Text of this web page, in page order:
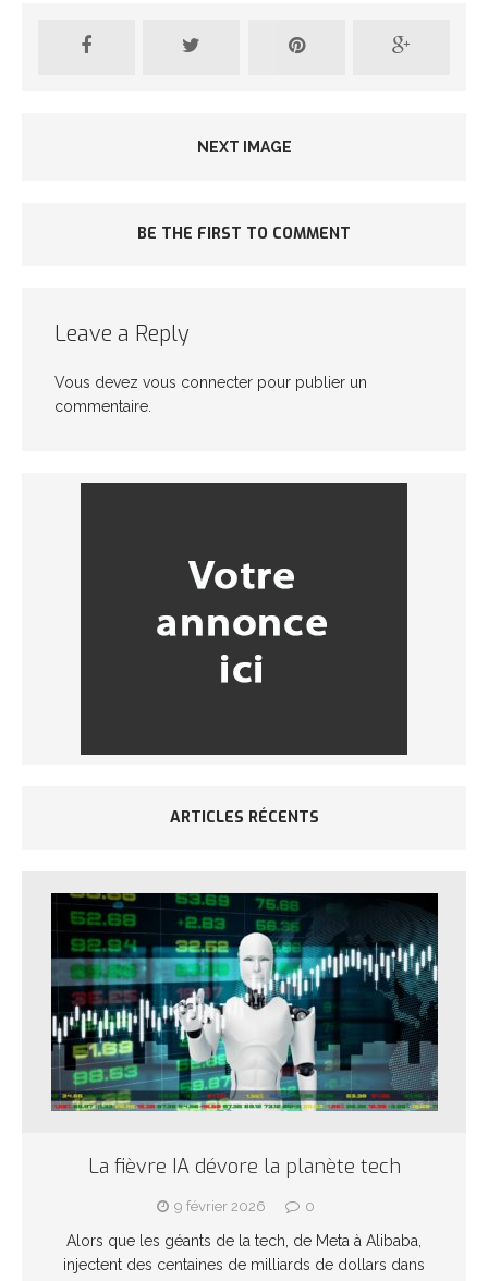
NEXT IMAGE
BE THE FIRST TO COMMENT
Leave a Reply
Vous devez vous connecter pour publier un
commentaire.
ARTICLES RÉCENTS
La fièvre IA dévore la planète tech
9 février 2026 0
Alors que les géants de la tech, de Meta à Alibaba,
injectent des centaines de milliards de dollars dans